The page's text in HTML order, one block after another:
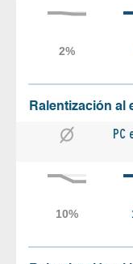
Ralentización al
PC